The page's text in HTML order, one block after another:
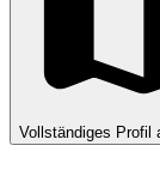
Vollständiges Profil